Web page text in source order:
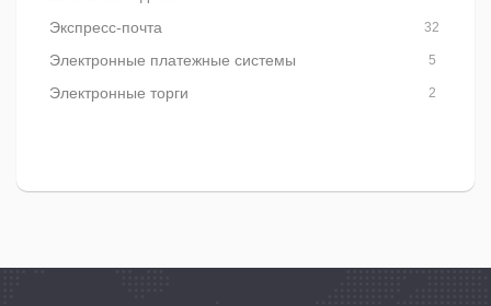
Экспресс-почта 32
Электронные платежные системы 5
Электронные торги 2